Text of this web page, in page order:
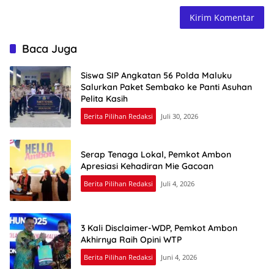
Baca Juga
Siswa SIP Angkatan 56 Polda Maluku
Salurkan Paket Sembako ke Panti Asuhan
Pelita Kasih
Berita Pilihan Redaksi Juli 30, 2026
Serap Tenaga Lokal, Pemkot Ambon
Apresiasi Kehadiran Mie Gacoan
Berita Pilihan Redaksi Juli 4, 2026
3 Kali Disclaimer-WDP, Pemkot Ambon
Akhirnya Raih Opini WTP
Berita Pilihan Redaksi Juni 4, 2026